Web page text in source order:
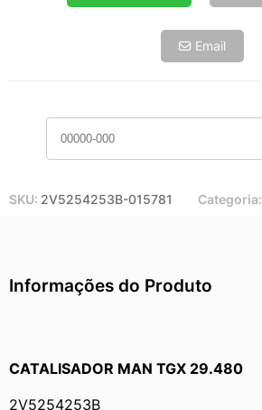
Email
SKU: 2V5254253B-015781 Categoria:
Informações do Produto
CATALISADOR MAN TGX 29.480
2V5254253B